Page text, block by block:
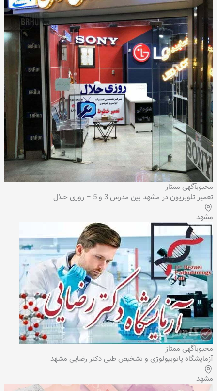
محبوبآگهی ممتاز
تعمیر تلویزیون در مشهد بین مدرس 3 و 5 – روزی حلال
مشهد
محبوبآگهی ممتاز
آزمایشگاه پاتوبیولوژی و تشخیص طبی دکتر رضایی مشهد
مشهد